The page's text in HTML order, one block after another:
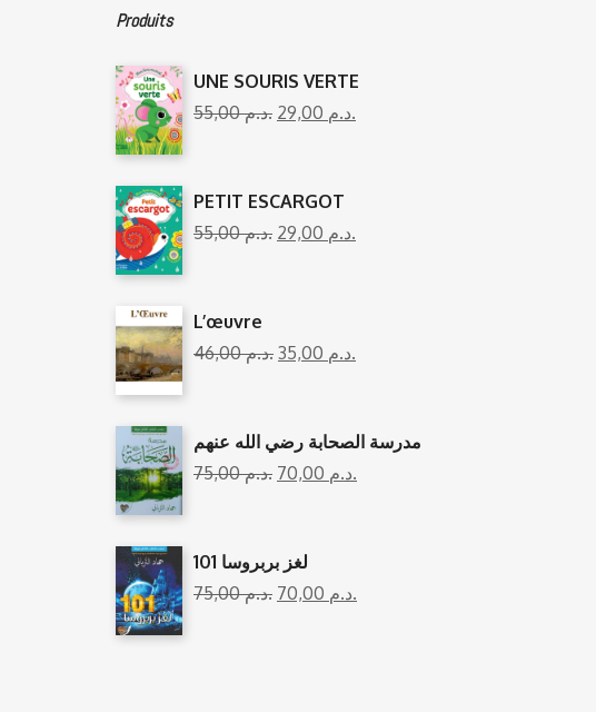
Produits
UNE SOURIS VERTE
55,00
د.م. 29,00 د.م.
PETIT ESCARGOT
55,00
د.م. 29,00 د.م.
L’œuvre
46,00
د.م. 35,00 د.م.
مدرسة الصحابة رضي الله عنهم
75,00
د.م. 70,00 د.م.
101 لغز بربروسا
75,00
د.م. 70,00 د.م.